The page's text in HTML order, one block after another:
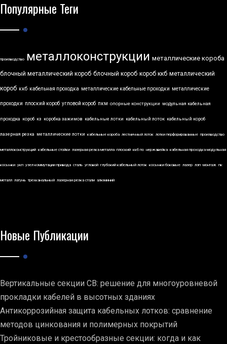
Популярные Теги
производство металлоконструкции металлические короба
блочный металлический короб блочный короб короб ккб металлический
короб ккб кабельная проходка металлические кабельные проходки металлические
проходки плоский короб угловой короб пкм опорные конструкции модульная кабельная
проходка короб кз коробка зажимов кабельные лотки кабельный лоток кабельный короб
лазерная резка металлические лотки кабельные короба лестничный лоток лотки перфорированные производство
металлоконструкций кабельные стойки лазерная резка металла плоский ккб по нержавейка кабельная проходка модульная
косынки укп узел коммутации привода сталь угловой глубокий кабельный лоток косынки боковые лазер лэп монтаж пк
металл латунь трехканальный лазерная резка стали алюминий
Новые Публикации
Вертикальные секции СВ: решение для многоуровневой
прокладки кабелей в высотных зданиях
Антикоррозийная защита кабельных лотков: сравнение
методов цинкования и полимерных покрытий
Тройниковые и крестообразные секции: когда и как